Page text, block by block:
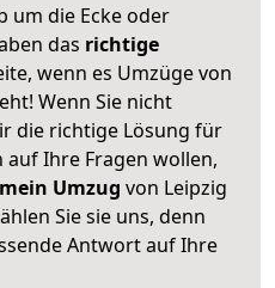
um die Ecke oder
das richtige
wenn es Umzüge von
Wenn Sie nicht
die richtige Lösung für
auf Ihre Fragen wollen,
Umzug von Leipzig
Sie sie uns, denn
Antwort auf Ihre